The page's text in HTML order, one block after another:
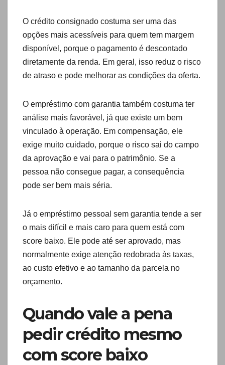
O crédito consignado costuma ser uma das
opções mais acessíveis para quem tem margem
disponível, porque o pagamento é descontado
diretamente da renda. Em geral, isso reduz o risco
de atraso e pode melhorar as condições da oferta.
O empréstimo com garantia também costuma ter
análise mais favorável, já que existe um bem
vinculado à operação. Em compensação, ele
exige muito cuidado, porque o risco sai do campo
da aprovação e vai para o patrimônio. Se a
pessoa não consegue pagar, a consequência
pode ser bem mais séria.
Já o empréstimo pessoal sem garantia tende a ser
o mais difícil e mais caro para quem está com
score baixo. Ele pode até ser aprovado, mas
normalmente exige atenção redobrada às taxas,
ao custo efetivo e ao tamanho da parcela no
orçamento.
Quando vale a pena
pedir crédito mesmo
com score baixo